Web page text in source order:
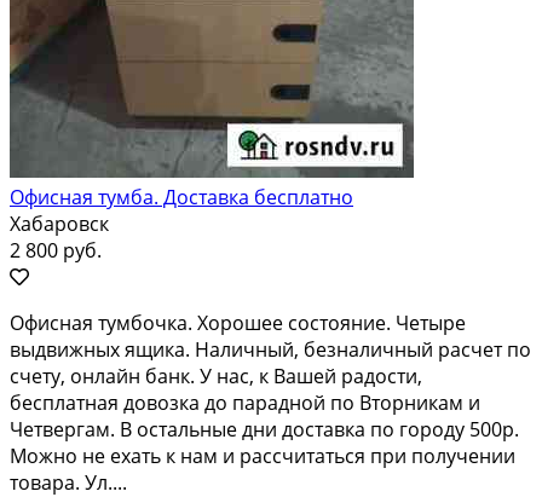
Офисная тумба. Доставка бесплатно
Хабаровск
2 800 руб.
Офисная тумбочка. Хорошее состояние. Четыре
выдвижных ящика. Наличный, безналичный расчет по
счету, онлайн банк. У нас, к Вашей радости,
бесплатная довозка до парадной по Вторникам и
Четвергам. В остальные дни доставка по городу 500р.
Можно не ехать к нам и рассчитаться при получении
товара. Ул....